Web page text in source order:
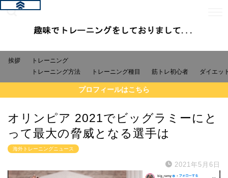
挨拶
トレーニング
トレーニング方法
トレーニング種目 筋トレ初心者 ダイエッ
プロフィールはこちら
オリンピア 2021でビッグラミーにと
って最大の脅威となる選手は
海外トレーニングニュース
2021年5月6日